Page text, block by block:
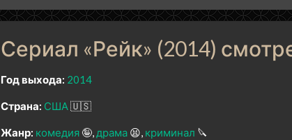
Сериал «Рейк» (2014)
Год выхода: 2014
Страна: США🇺🇸
Жанр: комедия 🤪 драма 😫 криминал 🔪